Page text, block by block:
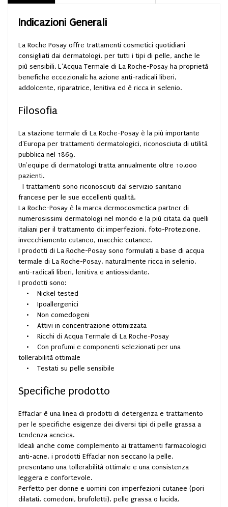
Indicazioni Generali
La Roche Posay offre trattamenti cosmetici quotidiani
consigliati dai dermatologi, per tutti i tipi di pelle, anche le
più sensibili. L'Acqua Termale di La Roche-Posay ha proprietà
benefiche eccezionali: ha azione anti-radicali liberi,
addolcente, riparatrice, lenitiva ed è ricca in selenio.
Filosofia
La stazione termale di La Roche-Posay è la più importante
d'Europa per trattamenti dermatologici, riconosciuta di utilità
pubblica nel 1869.
Un'equipe di dermatologi tratta annualmente oltre 10.000
pazienti.
I trattamenti sono riconosciuti dal servizio sanitario
francese per le sue eccellenti qualità.
La Roche-Posay è la marca dermocosmetica partner di
numerosissimi dermatologi nel mondo e la più citata da quelli
italiani per il trattamento di: imperfezioni, foto-Protezione,
invecchiamento cutaneo, macchie cutanee.
I prodotti di La Roche-Posay sono formulati a base di acqua
termale di La Roche-Posay, naturalmente ricca in selenio,
anti-radicali liberi, lenitiva e antiossidante.
I prodotti sono:
• Nickel tested
• Ipoallergenici
• Non comedogeni
• Attivi in concentrazione ottimizzata
• Ricchi di Acqua Termale di La Roche-Posay
• Con profumi e componenti selezionati per una
tollerabilità ottimale
• Testati su pelle sensibile
Specifiche prodotto
Effaclar è una linea di prodotti di detergenza e trattamento
per le specifiche esigenze dei diversi tipi di pelle grassa a
tendenza acneica.
Ideali anche come complemento ai trattamenti farmacologici
anti-acne, i prodotti Effaclar non seccano la pelle,
presentano una tollerabilità ottimale e una consistenza
leggera e confortevole.
Perfetto per donne e uomini con imperfezioni cutanee (pori
dilatati, comedoni, brufoletti), pelle grassa o lucida.